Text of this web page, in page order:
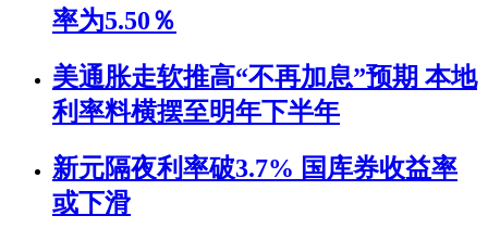
率为5.50％
美通胀走软推高“不再加息”预期 本地
利率料横摆至明年下半年
新元隔夜利率破3.7% 国库券收益率
或下滑